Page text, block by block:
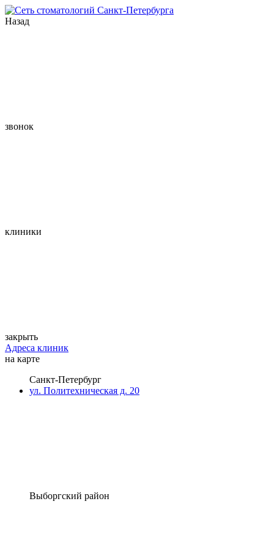
Назад
звонок
клиники
закрыть
Адреса клиник
на карте
Санкт-Петербург
ул. Политехническая д. 20
Выборгский район